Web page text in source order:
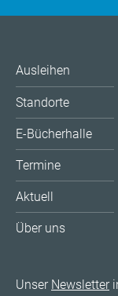
Ausleihen
Standorte
E-Bücherhalle
Termine
Aktuell
Über uns
Unser Newsletter